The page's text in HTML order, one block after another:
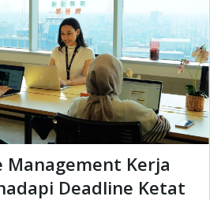
Management Kerja
Deadline Ketat